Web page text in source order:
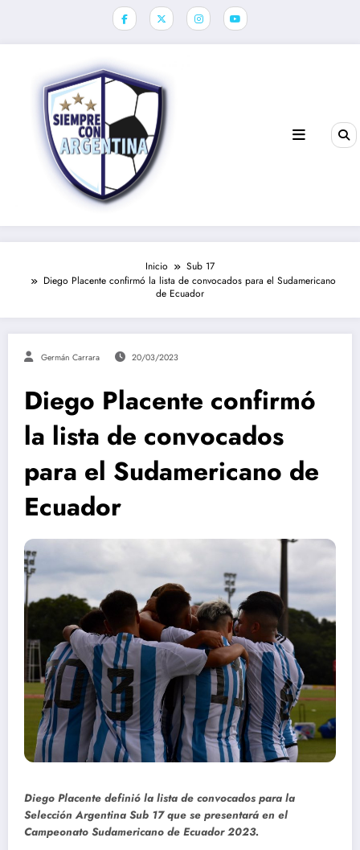
Inicio
Sub 17
Diego Placente confirmó la lista de convocados para el Sudamericano
de Ecuador
Germán Carrara 20/03/2023
Diego Placente confirmó
la lista de convocados
para el Sudamericano de
Ecuador
Diego Placente definió la lista de convocados para la
Selección Argentina Sub 17 que se presentará en el
Campeonato Sudamericano de Ecuador 2023.